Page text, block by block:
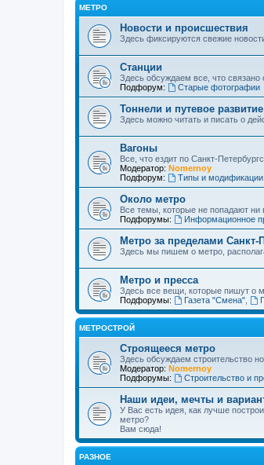
МЕТРО
Новости и происшествия
Здесь фиксируются свежие
Станции
Здесь обсуждаем все, что
Подфорум:
Старые фотографии
Тоннели и путевое развитие
Здесь можно читать и писать о
Вагоны
Все, что ездит по Санкт-
Модератор: Nomernoy
Подфорум:
Типы и модификации
Около метро
Все темы, которые не попадают
Подфорумы:
Информационное
Метро за пределами Санкт-
Здесь мы пишем о метро,
Метро и пресса
Здесь все вещи, которые пишут о
Подфорумы:
Газета "Смена",
МЕТРОСТРОЙ
Строящееся метро
Здесь обсуждаем строительство
Модератор: Nomernoy
Подфорумы:
Строительство и
Наши идеи, мечты и
У Вас есть идея, как лучше
метро?
Вам сюда!
РАЗНОЕ